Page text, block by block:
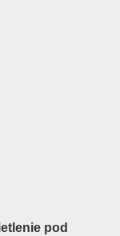
pod